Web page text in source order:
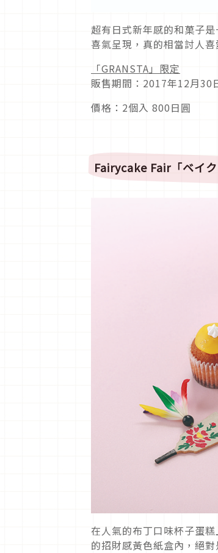
超有日式新年感的和菓子
喜氣呈現，真的相當討人喜
「GRANSTA」限定
販售期間：2017年12月30
價格：2個入 800日圓
Fairycake Fair 「ベイ
在人氣的布丁口味杯子蛋糕
的招財感黃色紙盒內，絕